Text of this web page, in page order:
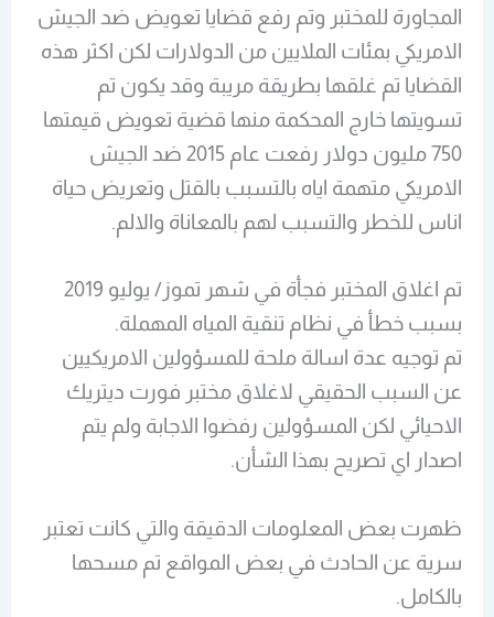
المجاورة للمختبر وتم رفع قضايا تعويض ضد الجيش
الامريكي بمئات الملايين من الدولارات لكن اكثر هذه
القضايا تم غلقها بطريقة مريبة وقد يكون تم
تسويتها خارج المحكمة منها قضية تعويض قيمتها
750 مليون دولار رفعت عام 2015 ضد الجيش
الامريكي متهمة اياه بالتسبب بالقتل وتعريض حياة
اناس للخطر والتسبب لهم بالمعاناة والالم.
تم اغلاق المختبر فجأة في شهر تموز/ يوليو 2019
بسبب خطأ في نظام تنقية المياه المهملة.
تم توجيه عدة اسالة ملحة للمسؤولين الامريكيين
عن السبب الحقيقي لاغلاق مختبر فورت ديتريك
الاحيائي لكن المسؤولين رفضوا الاجابة ولم يتم
اصدار اي تصريح بهذا الشأن.
ظهرت بعض المعلومات الدقيقة والتي كانت تعتبر
سرية عن الحادث في بعض المواقع تم مسحها
بالكامل.